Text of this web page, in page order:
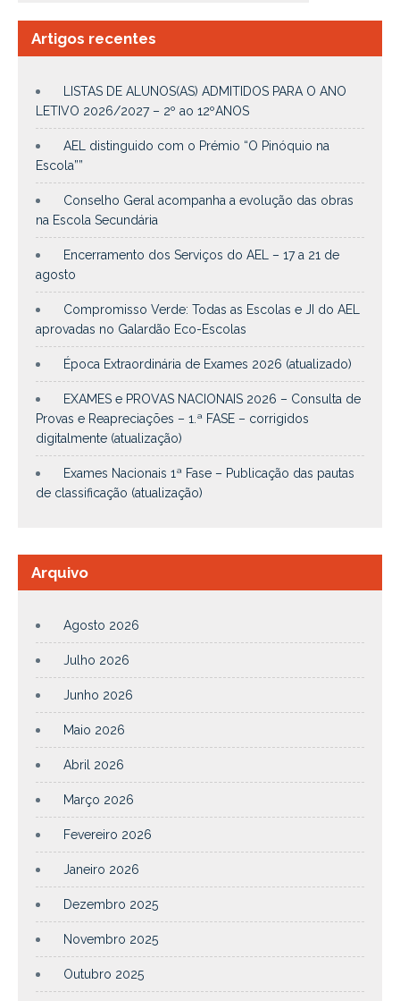
Artigos recentes
LISTAS DE ALUNOS(AS) ADMITIDOS PARA O ANO
LETIVO 2026/2027 – 2º ao 12ºANOS
AEL distinguido com o Prémio “O Pinóquio na
Escola””
Conselho Geral acompanha a evolução das obras
na Escola Secundária
Encerramento dos Serviços do AEL – 17 a 21 de
agosto
Compromisso Verde: Todas as Escolas e JI do AEL
aprovadas no Galardão Eco-Escolas
Época Extraordinária de Exames 2026 (atualizado)
EXAMES e PROVAS NACIONAIS 2026 – Consulta de
Provas e Reapreciações – 1.ª FASE – corrigidos
digitalmente (atualização)
Exames Nacionais 1ª Fase – Publicação das pautas
de classificação (atualização)
Arquivo
Agosto 2026
Julho 2026
Junho 2026
Maio 2026
Abril 2026
Março 2026
Fevereiro 2026
Janeiro 2026
Dezembro 2025
Novembro 2025
Outubro 2025